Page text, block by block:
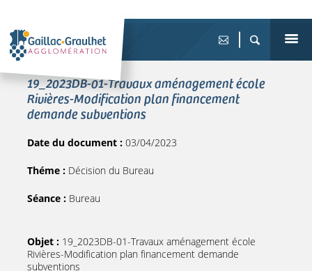
19_2023DB-01-Travaux aménagement école
Rivières-Modification plan financement
demande subventions
Date du document : 03/04/2023
Théme : Décision du Bureau
Séance : Bureau
Objet : 19_2023DB-01-Travaux aménagement école
Rivières-Modification plan financement demande
subventions